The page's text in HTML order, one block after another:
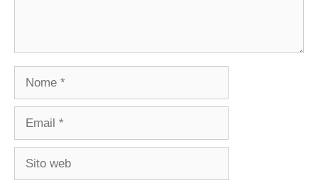
Nome
Email
Sito